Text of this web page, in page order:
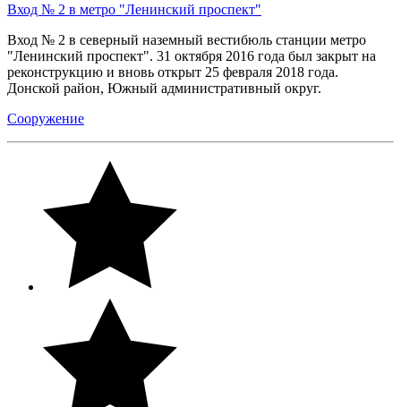
Вход № 2 в метро "Ленинский проспект"
Вход № 2 в северный наземный вестибюль станции метро
"Ленинский проспект". 31 октября 2016 года был закрыт на
реконструкцию и вновь открыт 25 февраля 2018 года.
Донской район, Южный административный округ.
Сооружение